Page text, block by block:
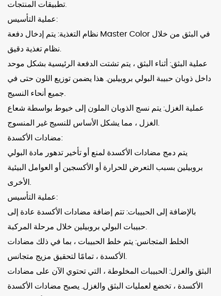
عملية التأسيس:
نظام التغذية: يتم إدخال دفعة Master Color في البثق من خلال
عملية البثق: أثناء البثق ، يتم تشتت الدفعة الرئيسية بشكل موحد
داخل ذوبان حبيبة البولي بروبيلين. هذا يضمن توزيع اللون حتى في
عملية الغزل: يتم نسج الذوبان الملون إلى خيوط بواسطة شعاع
مضادات الأكسدة:
يتم دمج مضادات الأكسدة لمنع أو تأخير تدهور مادة البولي
بروبيلين بسبب التعرض للحرارة أو الأكسجين أو العوامل البيئية
عملية التأسيس:
بالإضافة إلى الحبيبات: تتم إضافة مضادات الأكسدة عادة إلى
الخلط المتجانس: يتم خلط الحبيبات ، بما في ذلك مضادات
البثق والغزل: الحبيبات المخلوطة ، التي تحتوي الآن على مضادات
الأكسدة ، تخضع لعمليات البثق والغزل. يصبح مضادات الأكسدة